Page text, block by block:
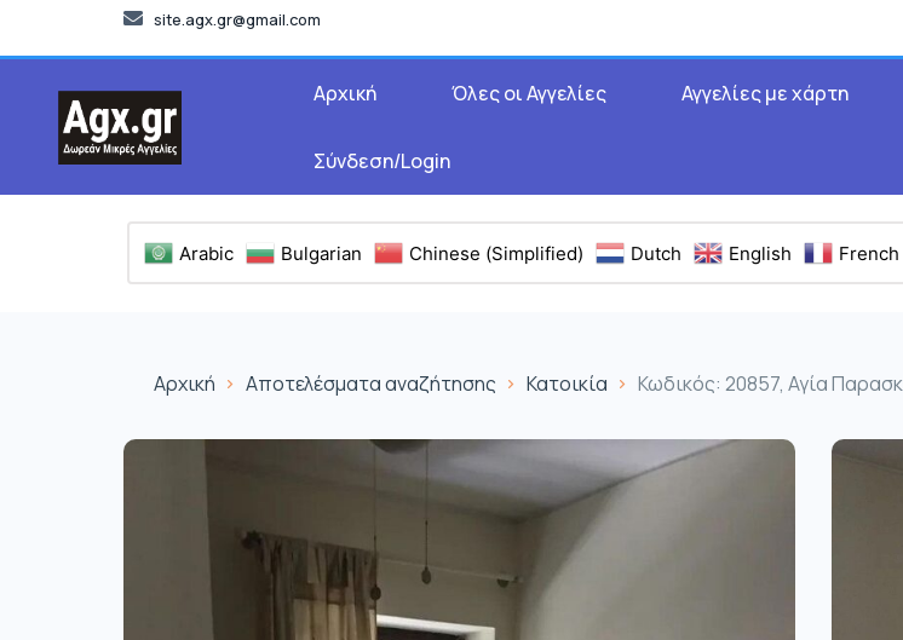
site.agx.gr@gmail.com
Αρχική Όλες οι Αγγελίες Αγγελίες με χάρτη
Σύνδεση/Login
Arabic Bulgarian Chinese (Simplified) Dutch English French
Αρχική Αποτελέσματα αναζήτησης Κατοικία Κωδικός: 20857, Αγία